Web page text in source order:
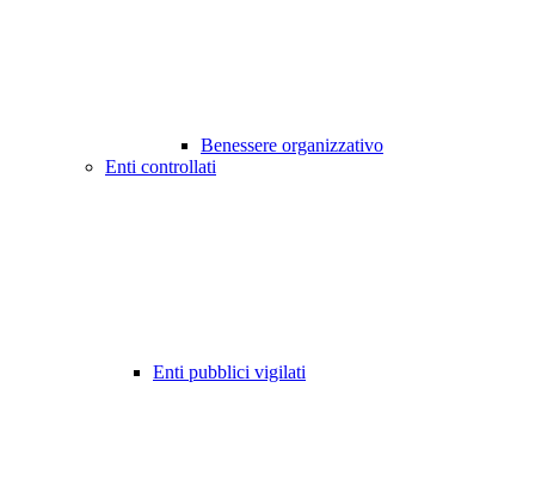
Benessere organizzativo
Enti controllati
Enti pubblici vigilati